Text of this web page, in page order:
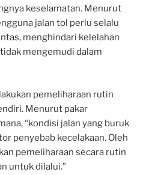
keselamatan. Menurut
jalan tol perlu selalu
menghindari kelelahan
mengemudi dalam
pemeliharaan rutin
Menurut pakar
“kondisi jalan yang buruk
penyebab kecelakaan. Oleh
pemeliharaan secara rutin
untuk dilalui.”